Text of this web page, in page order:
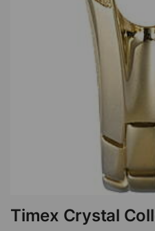
Timex Crystal